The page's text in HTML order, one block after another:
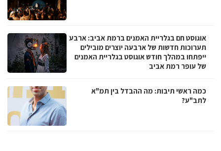
אוגוסט חם בגלריית האמנים ברמת אביב: ארבע
תערוכות חדשות של ארבעה יוצרים מובילים
ייפתחו במהלך חודש אוגוסט בגלריית האמנים
של עופר רמת אביב
כמה ראשי תיבות: מה ההבדל בין תמ"א
לתב"ע?